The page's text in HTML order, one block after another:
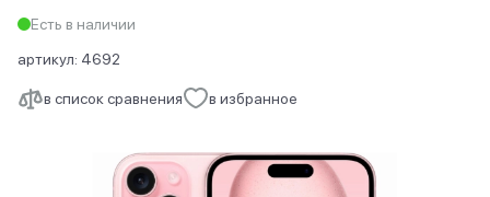
в список сравнения в избранное
Есть в наличии
артикул: 4692